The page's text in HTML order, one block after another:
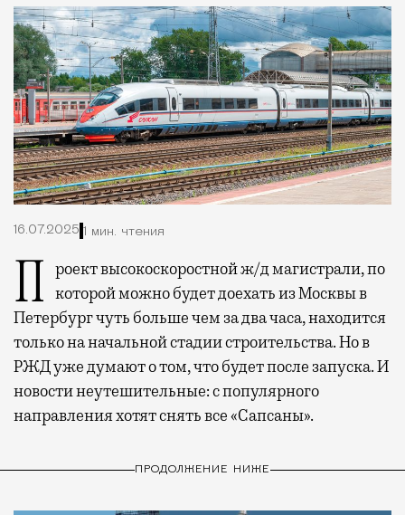
16.07.2025 1 мин. чтения
Проект высокоскоростной ж/д магистрали, по которой можно будет доехать из Москвы в
Петербург чуть больше чем за два часа, находится
только на начальной стадии строительства. Но в
РЖД уже думают о том, что будет после запуска. И
новости неутешительные: с популярного
направления хотят снять все «Сапсаны».
ПРОДОЛЖЕНИЕ НИЖЕ